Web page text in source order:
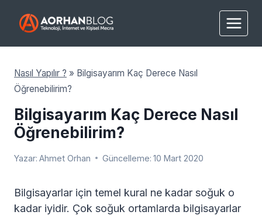
Nasıl Yapılır ? » Bilgisayarım Kaç Derece Nasıl
Öğrenebilirim?
Bilgisayarım Kaç Derece Nasıl
Öğrenebilirim?
Yazar: Ahmet Orhan Güncelleme: 10 Mart 2020
Bilgisayarlar için temel kural ne kadar soğuk o
kadar iyidir. Çok soğuk ortamlarda bilgisayarlar